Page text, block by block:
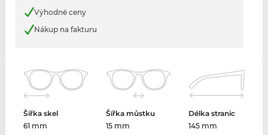
Výhodné ceny
Nákup na fakturu
Šířka skel
61 mm
Šířka můstku
15 mm
Délka stranic
145 mm